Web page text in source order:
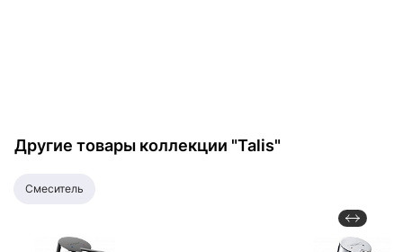
Другие товары коллекции "Talis"
смеситель